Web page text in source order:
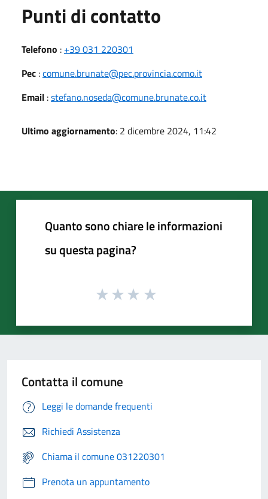
Punti di contatto
Telefono : +39 031 220301
Pec :comune.brunate@pec.provincia.como.it
Email :stefano.noseda@comune.brunate.co.it
Ultimo aggiornamento: 2 dicembre 2024, 11:42
Quanto sono chiare le informazioni
su questa pagina?
Contatta il comune
Leggi le domande frequenti
Richiedi Assistenza
Chiama il comune 031220301
Prenota un appuntamento